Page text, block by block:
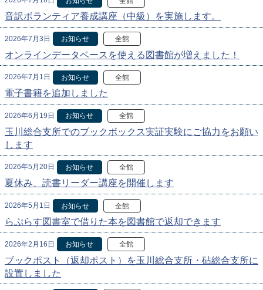
音訳ボランティア養成講座（中級）を実施します。
2026年7月3日 お知らせ 全館
オンラインデータベースを使える図書館が増えました！
2026年7月1日 お知らせ 全館
電子書籍を追加しました
2026年6月19日 お知らせ 全館
玉川総合支所でのブックボックス実証実験にご協力をお願い
します
2026年5月20日 お知らせ 全館
夏休み、読書リーダー講座を開催します
2026年5月1日 お知らせ 全館
らぷらす図書室で借りた本を図書館で返却できます
2026年2月16日 お知らせ 全館
ブックポスト（返却ポスト）を玉川総合支所・砧総合支所に
設置しました